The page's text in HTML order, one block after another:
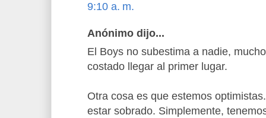
9:10 a. m.
Anónimo dijo...
El Boys no subestima a nadie,
costado llegar al primer lugar.
Otra cosa es que estemos
estar sobrado. Simplemente,